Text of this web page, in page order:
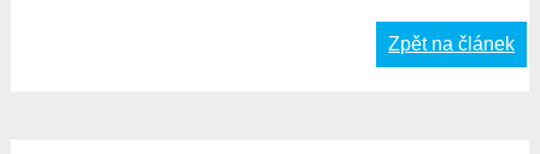
Zpět na článek